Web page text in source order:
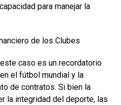
para manejar la
de los Clubes
caso es un recordatorio
el fútbol mundial y la
de contratos. Si bien la
la integridad del deporte, las